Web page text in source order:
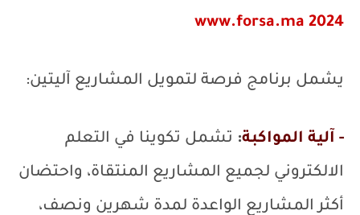
2024
www.forsa.ma
يشمل برنامج فرصة لتمويل المشاريع آليتين:
- آلية المواكبة: تشمل تكوينا في التعلم
الالكتروني لجميع المشاريع المنتقاة، واحتضان
أكثر المشاريع الواعدة لمدة شهرين ونصف،